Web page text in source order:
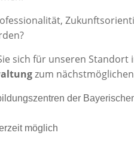
sich für unseren Standort
zum
der
möglich